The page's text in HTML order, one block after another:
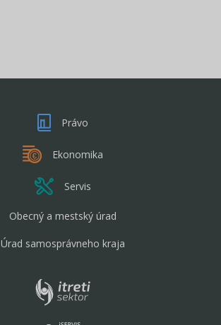
Právo
Ekonomika
Servis
Obecný a mestský úrad
Úrad samosprávneho kraja